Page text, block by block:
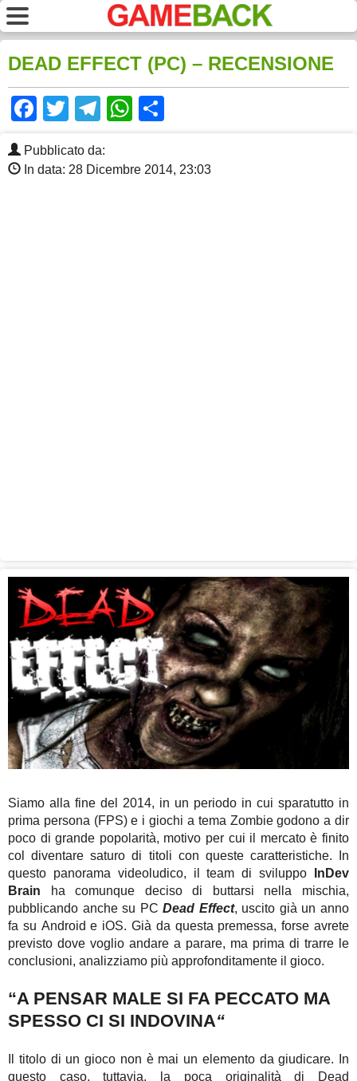
DEAD EFFECT (PC) – RECENSIONE
Facebook
TwitterTelegram
WhatsApp
Pubblicato da:
In data: 28 Dicembre 2014, 23:03
Siamo alla fine del 2014, in un periodo in cui sparatutto in
prima persona (FPS) e i giochi a tema Zombie godono a dir
poco di grande popolarità, motivo per cui il mercato è finito
col diventare saturo di titoli con queste caratteristiche. In
questo panorama videoludico, il team di sviluppo
InDev
Brain ha comunque deciso di buttarsi nella mischia,
pubblicando anche su PCDead Effect, uscito già un anno
fa su Android e iOS. Già da questa premessa, forse avrete
previsto dove voglio andare a parare, ma prima di trarre le
conclusioni, analizziamo più approfonditamente il gioco.
“A PENSAR MALE SI FA PECCATO MA
SPESSO CI SI INDOVINA“
Il titolo di un gioco non è mai un elemento da giudicare. In
questo caso, tuttavia, la poca originalità di Dead